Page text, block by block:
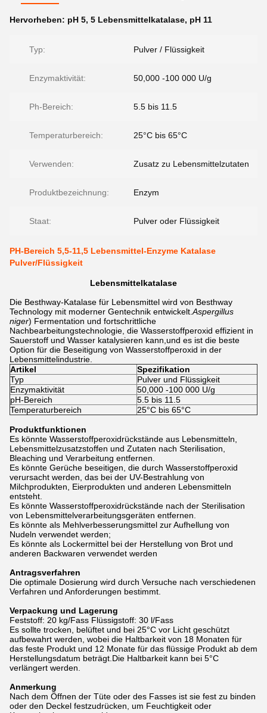
Hervorheben: pH 5, 5 Lebensmittelkatalase, pH 11
Typ: Pulver / Flüssigkeit
Enzymaktivität: 50,000 -100 000 U/g
Ph-Bereich: 5.5 bis 11.5
Temperaturbereich: 25°C bis 65°C
Verwenden: Zusatz zu Lebensmittelzutaten
Produktbezeichnung: Enzym
Staat: Pulver oder Flüssigkeit
PH-Bereich 5,5-11,5 Lebensmittel-Enzyme Katalase
Pulver/Flüssigkeit
Lebensmittelkatalase
Die Besthway-Katalase für Lebensmittel wird von Besthway
Technology mit moderner Gentechnik entwickelt. Aspergillus
niger) Fermentation und fortschrittliche
Nachbearbeitungstechnologie, die Wasserstoffperoxid effizient in
Sauerstoff und Wasser katalysieren kann,und es ist die beste
Option für die Beseitigung von Wasserstoffperoxid in der
Lebensmittelindustrie.
Artikel
Spezifikation
Typ
Pulver und Flüssigkeit
Enzymaktivität
50,000 -100 000 U/g
pH-Bereich
5.5 bis 11.5
Temperaturbereich
25°C bis 65°C
Produktfunktionen
Es könnte Wasserstoffperoxidrückstände aus Lebensmitteln,
Lebensmittelzusatzstoffen und Zutaten nach Sterilisation,
Bleaching und Verarbeitung entfernen.
Es könnte Gerüche beseitigen, die durch Wasserstoffperoxid
verursacht werden, das bei der UV-Bestrahlung von
Milchprodukten, Eierprodukten und anderen Lebensmitteln
entsteht.
Es könnte Wasserstoffperoxidrückstände nach der Sterilisation
von Lebensmittelverarbeitungsgeräten entfernen.
Es könnte als Mehlverbesserungsmittel zur Aufhellung von
Nudeln verwendet werden;
Es könnte als Lockermittel bei der Herstellung von Brot und
anderen Backwaren verwendet werden
Antragsverfahren
Die optimale Dosierung wird durch Versuche nach verschiedenen
Verfahren und Anforderungen bestimmt.
Verpackung und Lagerung
Feststoff: 20 kg/Fass Flüssigstoff: 30 l/Fass
Es sollte trocken, belüftet und bei 25°C vor Licht geschützt
aufbewahrt werden, wobei die Haltbarkeit von 18 Monaten für
das feste Produkt und 12 Monate für das flüssige Produkt ab dem
Herstellungsdatum beträgt.Die Haltbarkeit kann bei 5°C
verlängert werden.
Anmerkung
Nach dem Öffnen der Tüte oder des Fasses ist sie fest zu binden
oder den Deckel festzudrücken, um Feuchtigkeit oder